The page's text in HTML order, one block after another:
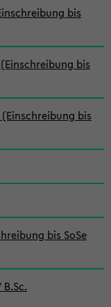
bis
bis
bis
bis SoSe